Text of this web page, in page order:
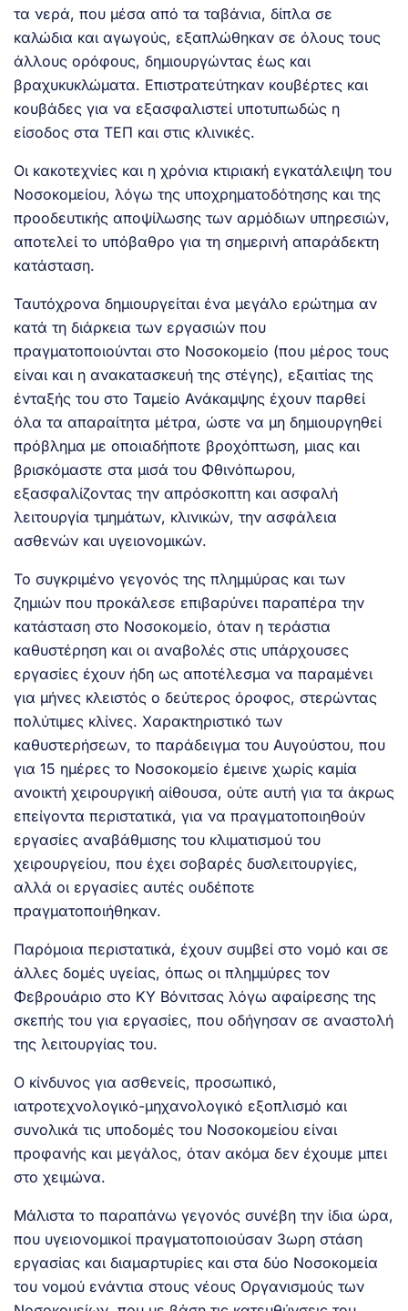
τα νερά, που μέσα από τα ταβάνια, δίπλα σε
καλώδια και αγωγούς, εξαπλώθηκαν σε όλους τους
άλλους ορόφους, δημιουργώντας έως και
βραχυκυκλώματα. Επιστρατεύτηκαν κουβέρτες και
κουβάδες για να εξασφαλιστεί υποτυπωδώς η
είσοδος στα ΤΕΠ και στις κλινικές.
Οι κακοτεχνίες και η χρόνια κτιριακή εγκατάλειψη του
Νοσοκομείου, λόγω της υποχρηματοδότησης και της
προοδευτικής αποψίλωσης των αρμόδιων υπηρεσιών,
αποτελεί το υπόβαθρο για τη σημερινή απαράδεκτη
κατάσταση.
Ταυτόχρονα δημιουργείται ένα μεγάλο ερώτημα αν
κατά τη διάρκεια των εργασιών που
πραγματοποιούνται στο Νοσοκομείο (που μέρος τους
είναι και η ανακατασκευή της στέγης), εξαιτίας της
ένταξής του στο Ταμείο Ανάκαμψης έχουν παρθεί
όλα τα απαραίτητα μέτρα, ώστε να μη δημιουργηθεί
πρόβλημα με οποιαδήποτε βροχόπτωση, μιας και
βρισκόμαστε στα μισά του Φθινόπωρου,
εξασφαλίζοντας την απρόσκοπτη και ασφαλή
λειτουργία τμημάτων, κλινικών, την ασφάλεια
ασθενών και υγειονομικών.
Το συγκριμένο γεγονός της πλημμύρας και των
ζημιών που προκάλεσε επιβαρύνει παραπέρα την
κατάσταση στο Νοσοκομείο, όταν η τεράστια
καθυστέρηση και οι αναβολές στις υπάρχουσες
εργασίες έχουν ήδη ως αποτέλεσμα να παραμένει
για μήνες κλειστός ο δεύτερος όροφος, στερώντας
πολύτιμες κλίνες. Χαρακτηριστικό των
καθυστερήσεων, το παράδειγμα του Αυγούστου, που
για 15 ημέρες το Νοσοκομείο έμεινε χωρίς καμία
ανοικτή χειρουργική αίθουσα, ούτε αυτή για τα άκρως
επείγοντα περιστατικά, για να πραγματοποιηθούν
εργασίες αναβάθμισης του κλιματισμού του
χειρουργείου, που έχει σοβαρές δυσλειτουργίες,
αλλά οι εργασίες αυτές ουδέποτε
πραγματοποιήθηκαν.
Παρόμοια περιστατικά, έχουν συμβεί στο νομό και σε
άλλες δομές υγείας, όπως οι πλημμύρες τον
Φεβρουάριο στο ΚΥ Βόνιτσας λόγω αφαίρεσης της
σκεπής του για εργασίες, που οδήγησαν σε αναστολή
της λειτουργίας του.
Ο κίνδυνος για ασθενείς, προσωπικό,
ιατροτεχνολογικό-μηχανολογικό εξοπλισμό και
συνολικά τις υποδομές του Νοσοκομείου είναι
προφανής και μεγάλος, όταν ακόμα δεν έχουμε μπει
στο χειμώνα.
Μάλιστα το παραπάνω γεγονός συνέβη την ίδια ώρα,
που υγειονομικοί πραγματοποιούσαν 3ωρη στάση
εργασίας και διαμαρτυρίες και στα δύο Νοσοκομεία
του νομού ενάντια στους νέους Οργανισμούς των